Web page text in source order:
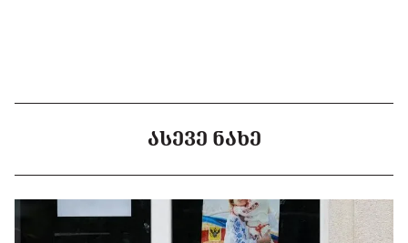
ᲐᲡᲔᲕᲔ ᲜᲐᲮᲔ